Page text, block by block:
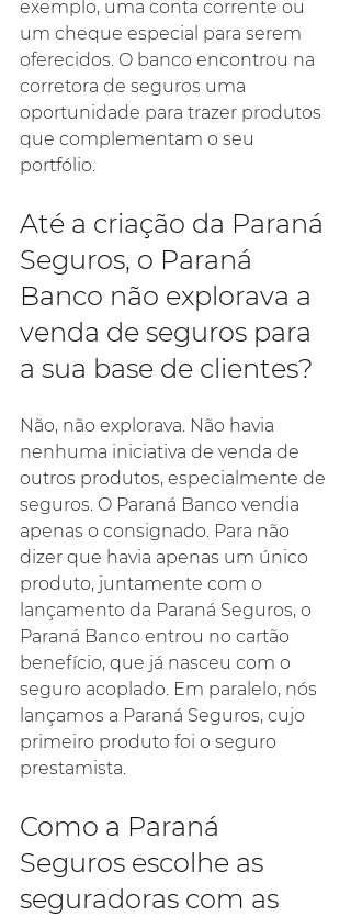
exemplo, uma conta corrente ou
um cheque especial para serem
oferecidos. O banco encontrou na
corretora de seguros uma
oportunidade para trazer produtos
que complementam o seu
portfólio.
Até a criação da Paraná
Seguros, o Paraná
Banco não explorava a
venda de seguros para
a sua base de clientes?
Não, não explorava. Não havia
nenhuma iniciativa de venda de
outros produtos, especialmente de
seguros. O Paraná Banco vendia
apenas o consignado. Para não
dizer que havia apenas um único
produto, juntamente com o
lançamento da Paraná Seguros, o
Paraná Banco entrou no cartão
benefício, que já nasceu com o
seguro acoplado. Em paralelo, nós
lançamos a Paraná Seguros, cujo
primeiro produto foi o seguro
prestamista.
Como a Paraná
Seguros escolhe as
seguradoras com as